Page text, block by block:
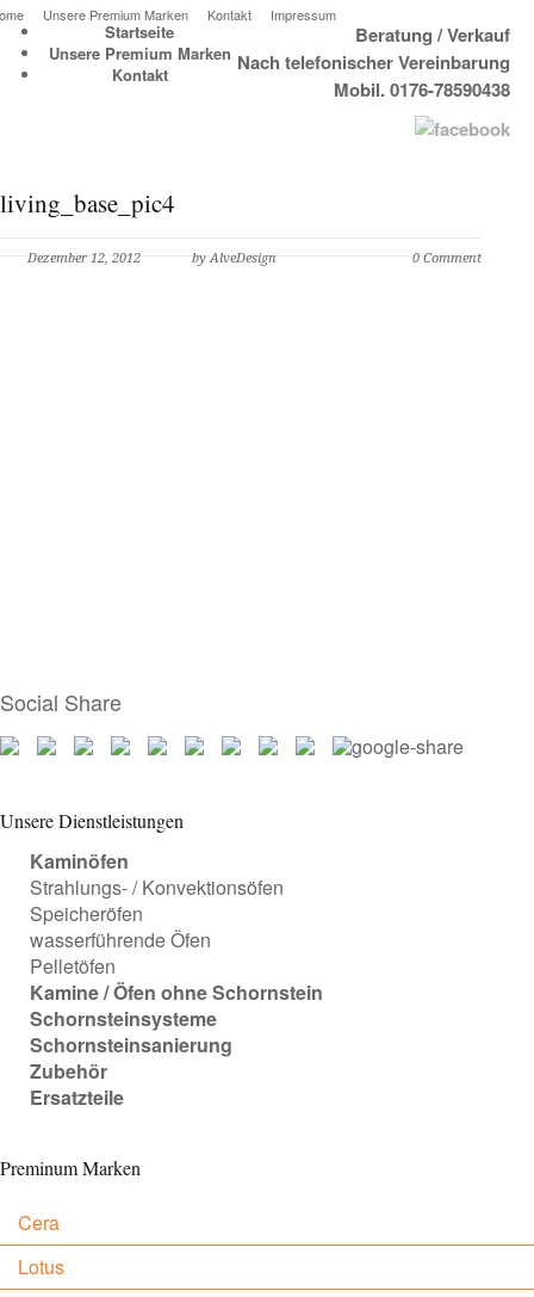
Unsere Premium Marken Kontakt Impressum
Beratung / Verkauf
Nach telefonischer Vereinbarung
Mobil. 0176-78590438
Startseite
Unsere Premium Marken
Kontakt
living_base_pic4
Dezember 12, 2012 by AlveDesign 0 Comment
Social Share
Unsere Dienstleistungen
Kaminöfen
Strahlungs- / Konvektionsöfen
Speicheröfen
wasserführende Öfen
Pelletöfen
Kamine / Öfen ohne Schornstein
Schornsteinsysteme
Schornsteinsanierung
Zubehör
Ersatzteile
Preminum Marken
Cera
Lotus